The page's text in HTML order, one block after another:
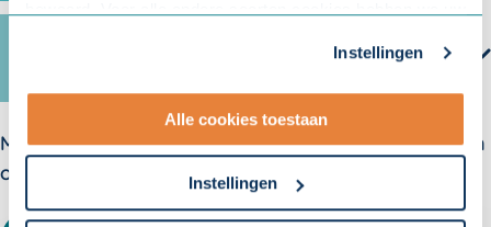
aanpassen. Met uw toestemming delen wij uw gegevens
- Lees hier onzeprivacyverklaringen onze
Om uw toestemmingsvoorkeur te wijzigen, klikt u op
Instellingen
Alle cookies toestaan
Instellingen
Meer weten over verzuim? Meld u aan voor één van
onze nieuwsbrieven: